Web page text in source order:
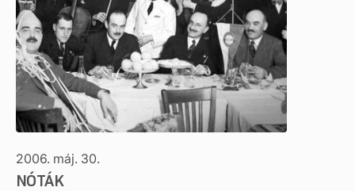
2006. máj. 30.
NÓTÁK